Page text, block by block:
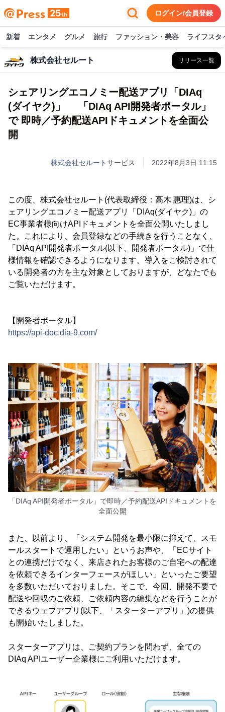
ログイン/会員登録
新着 エンタメ グルメ 旅行 ファッション・美容 ライフスタ
株式会社セルート リリース一覧
シェアリングエコノミー配送アプリ「DIAq
(ダイヤク)」 「DIAq API開発者ポータル」
で 即時／予約配送APIドキュメントを全面公
開
株式会社セルートサービス 2022年8月3日 11:15
この度、株式会社セルート(代表取締役：高木 惠理)は、シ
ェアリングエコノミー配送アプリ「DIAq(ダイヤク)」の
EC事業者様向けAPIドキュメントを全面公開いたしまし
た。これにより、会員登録などの手続きを行うことなく、
「DIAq API開発者ポータル(以下、開発者ポータル)」で仕
様情報を確認できるようになります。導入をご検討されて
いる開発者の方を主な対象としておりますが、どなたでも
ご覧いただけます。
【開発者ポータル】
https://api-doc.dia-9.com/
「DIAq API開発者ポータル」で即時／予約配送APIドキュメントを
全面公開
また、以前より、「システム開発を最小限に抑えて、スモ
ールスタートで運用したい」というお声や、「ECサイト
との連携だけでなく、来店されたお客様のご自宅への配達
を依頼できるインターフェースがほしい」といったご要望
を多数いただいておりました。そこで、今回、開発不要で
配送や回収のご依頼、ご依頼内容の編集などを行うことが
できるウェブアプリ(以下、「スターターアプリ」)の提供
も開始いたしました。
スターターアプリは、ご契約プランを問わず、全ての
DIAq APIユーザー企業様にご利用いただけます。